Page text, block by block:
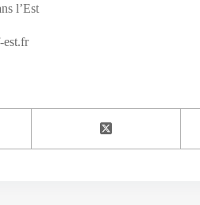
l’Est
est.fr